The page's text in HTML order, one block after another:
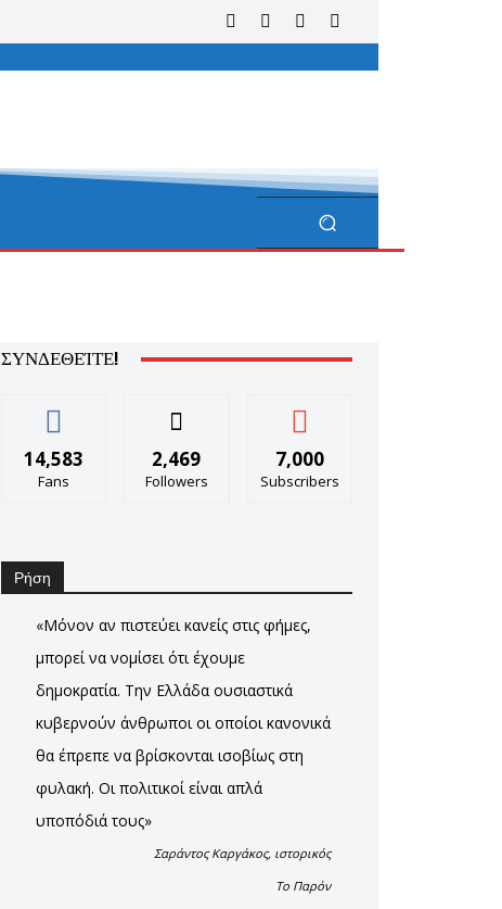
ΣΥΝΔΕΘΕΊΤΕ!
14,583
Fans
2,469
Followers
7,000
Subscribers
Ρήση
«Μόνον αν πιστεύει κανείς στις φήμες,
μπορεί να νομίσει ότι έχουμε
δημοκρατία. Την Ελλάδα ουσιαστικά
κυβερνούν άνθρωποι οι οποίοι κανονικά
θα έπρεπε να βρίσκονται ισοβίως στη
φυλακή. Οι πολιτικοί είναι απλά
υποπόδιά τους»
Σαράντος Καργάκος, ιστορικός
Το Παρόν